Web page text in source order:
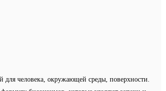
человека, окружающей среды, поверхности.